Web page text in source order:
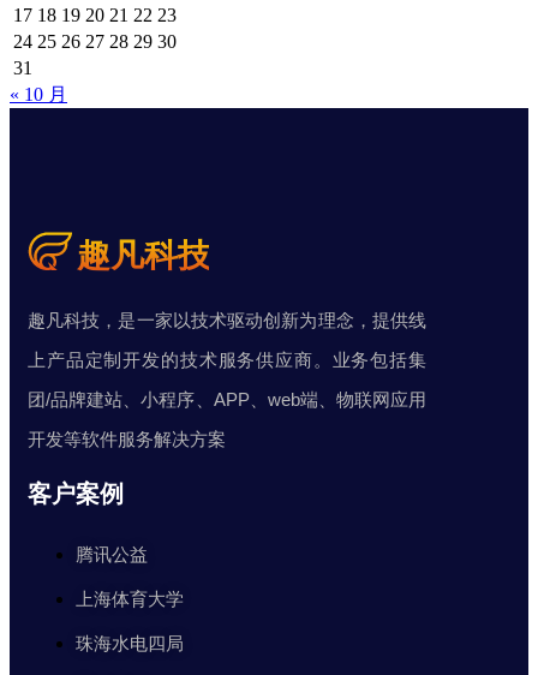
17 18 19 20 21 22 23
24 25 26 27 28 29 30
31
« 10 月
趣凡科技，是一家以技术驱动创新为理念，提供线
上产品定制开发的技术服务供应商。业务包括集
团/品牌建站、小程序、APP、web端、物联网应用
开发等软件服务解决方案
客户案例
腾讯公益
上海体育大学
珠海水电四局